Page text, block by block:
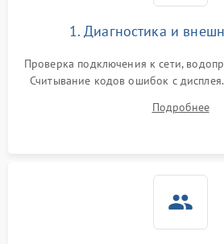
1. Диагностика и
Проверка подключения к сети,
Считывание кодов ошибок с
выявления посторонних шумов,
электронного модуля
Подробнее